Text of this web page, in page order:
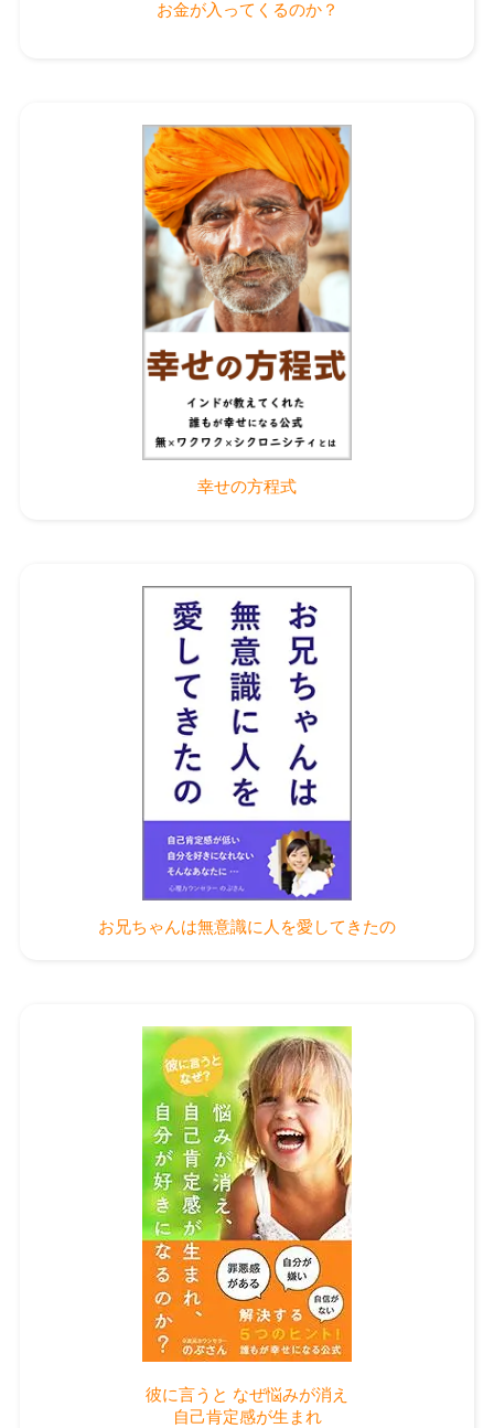
お金が入ってくるのか？
幸せの方程式
お兄ちゃんは無意識に人を愛してきたの
彼に言うと なぜ悩みが消え
自己肯定感が生まれ